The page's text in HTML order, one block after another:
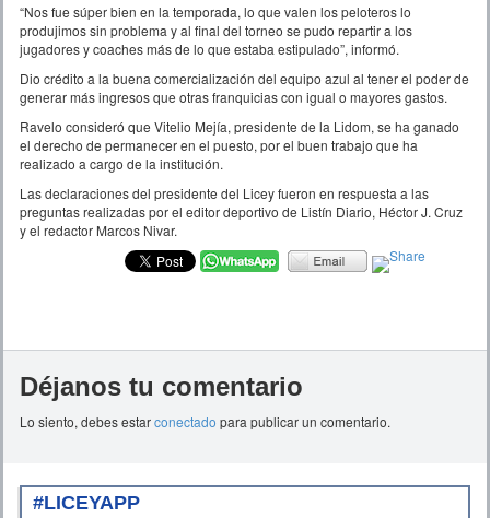
“Nos fue súper bien en la temporada, lo que valen los peloteros lo
produjimos sin problema y al final del torneo se pudo repartir a los
jugadores y coaches más de lo que estaba estipulado”, informó.
Dio crédito a la buena comercialización del equipo azul al tener el poder de
generar más ingresos que otras franquicias con igual o mayores gastos.
Ravelo consideró que Vitelio Mejía, presidente de la Lidom, se ha ganado
el derecho de permanecer en el puesto, por el buen trabajo que ha
realizado a cargo de la institución.
Las declaraciones del presidente del Licey fueron en respuesta a las
preguntas realizadas por el editor deportivo de Listín Diario, Héctor J. Cruz
y el redactor Marcos Nivar.
Déjanos tu comentario
Lo siento, debes estarconectado para publicar un comentario.
#LICEYAPP